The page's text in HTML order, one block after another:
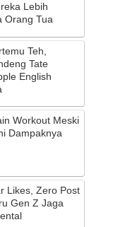
Lebih
Orang Tua
Teh,
Tate
English
Workout Meski
Dampaknya
Likes, Zero Post
Gen Z Jaga